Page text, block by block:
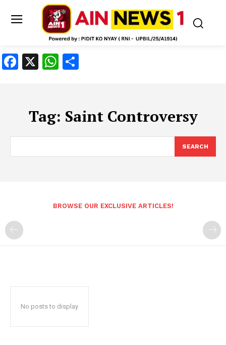
Facebook
X WhatsApp
Tag: Saint Controversy
SEARCH
BROWSE OUR EXCLUSIVE ARTICLES!
No posts to display